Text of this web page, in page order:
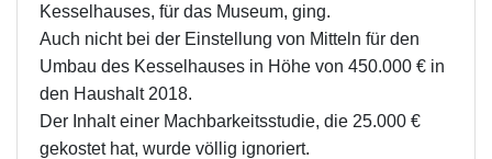
Kesselhauses, für das Museum, ging.
Auch nicht bei der Einstellung von Mitteln für den
Umbau des Kesselhauses in Höhe von 450.000 € in
den Haushalt 2018.
Der Inhalt einer Machbarkeitsstudie, die 25.000 €
gekostet hat, wurde völlig ignoriert.